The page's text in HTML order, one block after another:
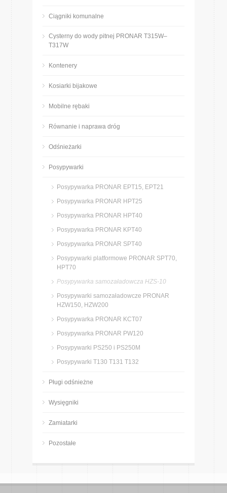
Ciągniki komunalne
Cysterny do wody pitnej PRONAR T315W–
T317W
Kontenery
Kosiarki bijakowe
Mobilne rębaki
Równanie i naprawa dróg
Odśnieżarki
Posypywarki
Posypywarka PRONAR EPT15, EPT21
Posypywarka PRONAR HPT25
Posypywarka PRONAR HPT40
Posypywarka PRONAR KPT40
Posypywarka PRONAR SPT40
Posypywarki platformowe PRONAR SPT70,
HPT70
Posypywarka samozaładowcza HZS-10
Posypywarki samozaładowcze PRONAR
HZW150, HZW200
Posypywarka PRONAR KCT07
Posypywarka PRONAR PW120
Posypywarki PS250 i PS250M
Posypywarki T130 T131 T132
Pługi odśnieżne
Wysięgniki
Zamiatarki
Pozostałe